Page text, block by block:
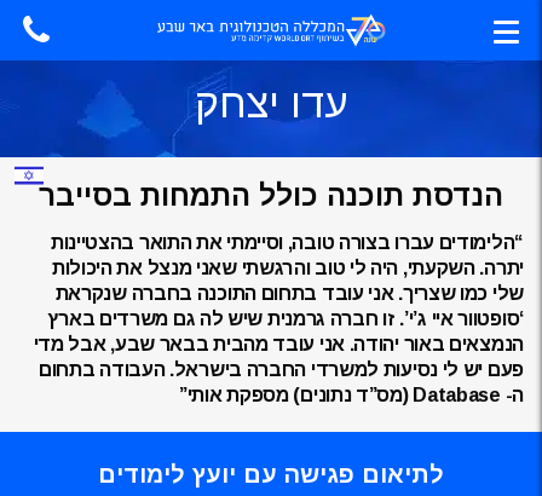
עדו יצחק
הנדסת תוכנה כולל התמחות בסייבר
“הלימודים עברו בצורה טובה, וסיימתי את התואר בהצטיינות
יתרה. השקעתי, היה לי טוב והרגשתי שאני מנצל את היכולות
שלי כמו שצריך. אני עובד בתחום התוכנה בחברה שנקראת
‘סופטוור איי ג’י’. זו חברה גרמנית שיש לה גם משרדים בארץ
הנמצאים באור יהודה. אני עובד מהבית בבאר שבע, אבל מדי
פעם יש לי נסיעות למשרדי החברה בישראל. העבודה בתחום
ה- Database (מס”ד נתונים) מספקת אותי”
לתיאום פגישה עם יועץ לימודים